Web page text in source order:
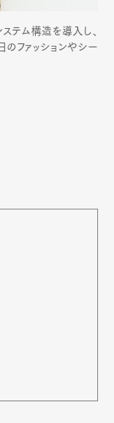
テム構造を導入し、
ファッションやシー